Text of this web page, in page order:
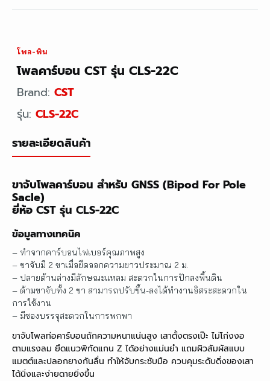
โพล-พิน
โพลคาร์บอน CST รุ่น CLS-22C
Brand: CST
รุ่น: CLS-22C
รายละเอียดสินค้า
ขาจับโพลคาร์บอน สำหรับ GNSS (Bipod For Pole
Sacle)
ยี่ห้อ CST รุ่น CLS-22C
ข้อมูลทางเทคนิค
– ทำจากคาร์บอนไฟเบอร์คุณภาพสูง
– ขาจับมี 2 ขาเมื่อยืดออกความยาวประมาณ 2 ม.
– ปลายด้านล่างมีลักษณะแหลม สะดวกในการปักลงพื้นดิน
– ด้ามขาจับทั้ง 2 ขา สามารถปรับขึ้น-ลงได้ทำงานอิสระสะดวกใน
การใช้งาน
– มีซองบรรจุสะดวกในการพกพา
ขาจับโพลท่อคาร์บอนถักความหนาแน่นสูง เสาตั้งตรงเป๊ะ ไม่โก่งงอ
ตามแรงลม ยึดแนวพิกัดแกน Z ได้อย่างแม่นยำ แถมผิวสัมผัสแบบ
แมตต์และปลอกยางกันลื่น ทำให้จับกระชับมือ ควบคุมระดับดิ่งของเสา
ได้นิ่งและง่ายดายยิ่งขึ้น